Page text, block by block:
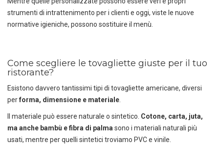
Scarica il catalogo horeca
spa
strumenti di intrattenimento per i clienti e oggi, viste le nuove
normative igieniche, possono sostituire il menù.
Come scegliere le tovagliette giuste per il tuo
ristorante?
Esistono davvero tantissimi tipi di tovagliette americane, diversi
performa, dimensione e materiale
Il materiale può essere naturale o sintetico. Cotone, carta, juta,
ma anche bambù e fibra di palma sono i materiali naturali più
usati, mentre per quelli sintetici troviamo PVC e vinile.